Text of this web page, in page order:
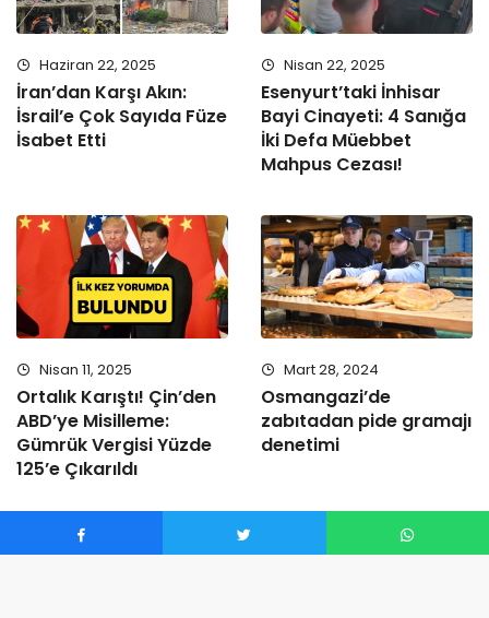
Haziran 22, 2025
İran’dan Karşı Akın:
İsrail’e Çok Sayıda Füze
İsabet Etti
Nisan 22, 2025
Esenyurt’taki İnhisar
Bayi Cinayeti: 4 Sanığa
İki Defa Müebbet
Mahpus Cezası!
Nisan 11, 2025
Ortalık Karıştı! Çin’den
ABD’ye Misilleme:
Gümrük Vergisi Yüzde
125’e Çıkarıldı
Mart 28, 2024
Osmangazi’de
zabıtadan pide gramajı
denetimi